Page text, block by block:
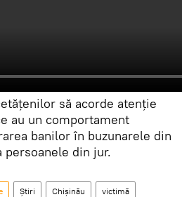
să acorde atenție
au un comportament
banilor în buzunarele din
din jur.
Știri Chișinău victimă